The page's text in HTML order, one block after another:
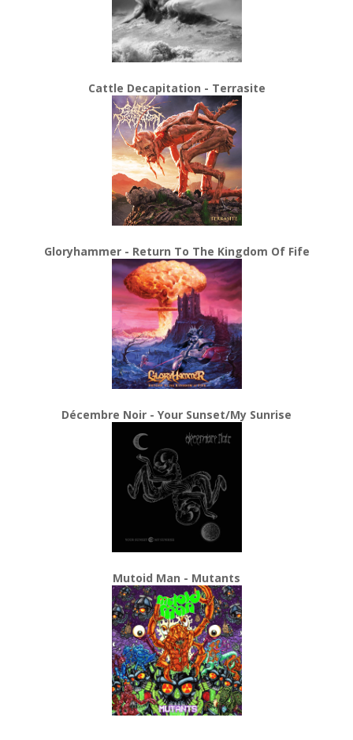
Cattle Decapitation - Terrasite
Gloryhammer - Return To The Kingdom Of Fife
Décembre Noir - Your Sunset/My Sunrise
Mutoid Man - Mutants